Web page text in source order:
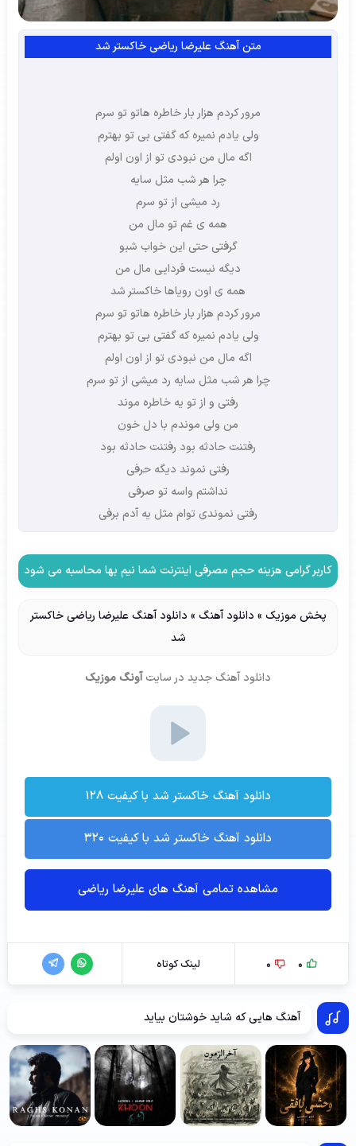
متن آهنگ علیرضا ریاضی خاکستر شد
مرور کردم هزار بار خاطره هاتو تو سرم
ولی یادم نمیره که گفتی بی تو بهترم
اگه مال من نبودی تو از اون اولم
چرا هر شب مثل سایه
رد میشی از تو سرم
همه ی غم تو مال من
گرفتی حتی این خواب شبو
دیگه نیست فردایی مال من
همه ی اون رویاها خاکستر شد
مرور کردم هزار بار خاطره هاتو تو سرم
ولی یادم نمیره که گفتی بی تو بهترم
اگه مال من نبودی تو از اون اولم
چرا هر شب مثل سایه رد میشی از تو سرم
رفتی و از تو یه خاطره موند
من ولی موندم با دل خون
رفتنت حادثه بود رفتنت حادثه بود
رفتی نموند دیگه حرفی
نداشتم واسه تو صرفی
رفتی نموندی توام مثل یه آدم برفی
کاربر گرامی هزینه حجم مصرفی اینترنت شما نیم بها محاسبه می شود
پخش موزیک » دانلود آهنگ » دانلود آهنگ علیرضا ریاضی خاکستر
شد
دانلود آهنگ جدید در سایت آونگ موزیک
دانلود آهنگ خاکستر شد با کیفیت ۱۲۸
دانلود آهنگ خاکستر شد با کیفیت ۳۲۰
مشاهده تمامی آهنگ های علیرضا ریاضی
0
0 لینک کوتاه
آهنگ هایی که شاید خوشتان بیاید